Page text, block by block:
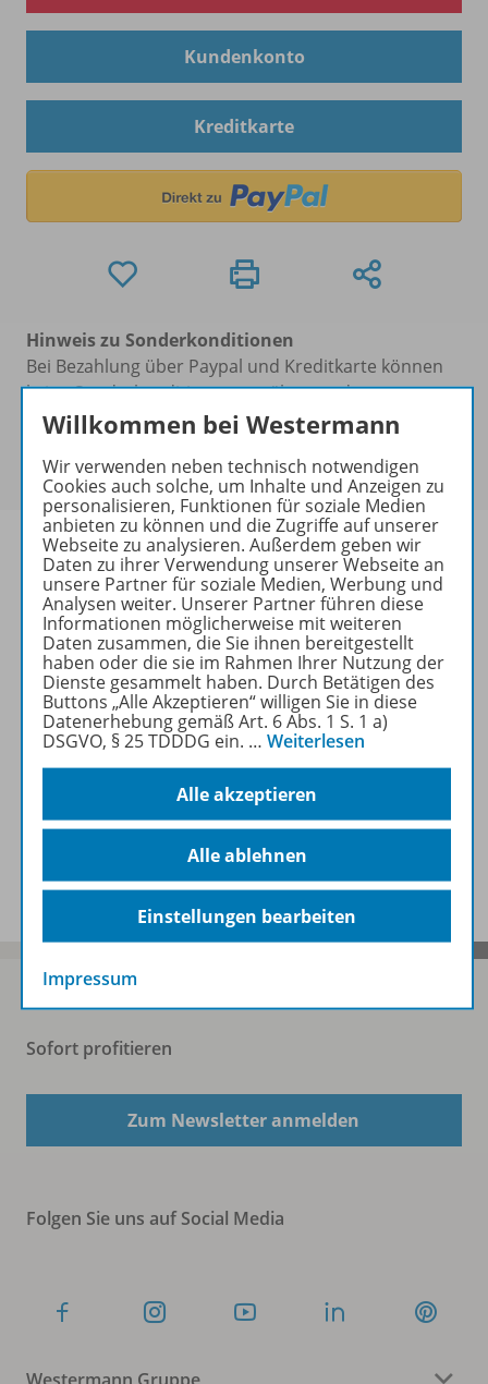
Kundenkonto
Kreditkarte
Hinweis zu Sonderkonditionen
Bei Bezahlung über Paypal und Kreditkarte können
keine Sonderkonditionen gewährt werden.
Sie haben ein passendes Spar-Paket?
sich bitte an.
Informationen
Weitere Inhalte der Ausgabe
Ergänzende Materialien
Sofort profitieren
Zum Newsletter anmelden
Folgen Sie uns auf Social Media
Westermann Gruppe
Willkommen bei Westermann
Wir verwenden neben technisch notwendigen
Cookies auch solche, um Inhalte und Anzeigen zu
personalisieren, Funktionen für soziale Medien
anbieten zu können und die Zugriffe auf unserer
Webseite zu analysieren. Außerdem geben wir
Daten zu ihrer Verwendung unserer Webseite an
unsere Partner für soziale Medien, Werbung und
Analysen weiter. Unserer Partner führen diese
Informationen möglicherweise mit weiteren
Daten zusammen, die Sie ihnen bereitgestellt
haben oder die sie im Rahmen Ihrer Nutzung der
Dienste gesammelt haben. Durch Betätigen des
Buttons „Alle Akzeptieren“ willigen Sie in diese
Datenerhebung gemäß Art. 6 Abs. 1 S. 1 a)
DSGVO, § 25 TDDDG ein. … Weiterlesen
Alle akzeptieren
Alle ablehnen
Einstellungen bearbeiten
Impressum